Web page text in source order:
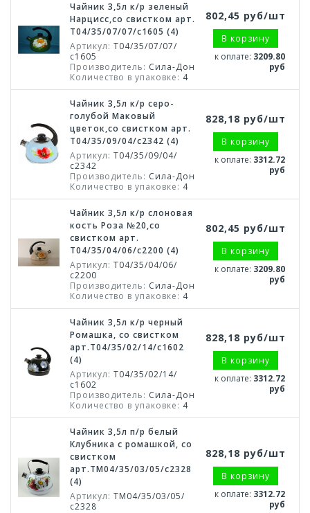
Чайник 3,5л к/р зеленый
Нарцисс,со свистком арт.
Т04/35/07/07/с1605 (4)
Артикул: Т04/35/07/07/
с1605
Производитель: Сила-Дон
Количество в упаковке: 4
802,45 руб/шт
В корзину
к оплате: 3209.80
руб
Чайник 3,5л к/р серо-
голубой Маковый
цветок,со свистком арт.
Т04/35/09/04/с2342 (4)
Артикул: Т04/35/09/04/
с2342
Производитель: Сила-Дон
Количество в упаковке: 4
828,18 руб/шт
В корзину
к оплате: 3312.72
руб
Чайник 3,5л к/р слоновая
кость Роза №20,со
свистком арт.
Т04/35/04/06/с2200 (4)
Артикул: Т04/35/04/06/
с2200
Производитель: Сила-Дон
Количество в упаковке: 4
802,45 руб/шт
В корзину
к оплате: 3209.80
руб
Чайник 3,5л к/р черный
Ромашка, со свистком
арт.Т04/35/02/14/с1602
(4)
Артикул: Т04/35/02/14/
с1602
Производитель: Сила-Дон
Количество в упаковке: 4
828,18 руб/шт
В корзину
к оплате: 3312.72
руб
Чайник 3,5л п/р белый
Клубника с ромашкой, со
свистком
арт.ТМ04/35/03/05/с2328
(4)
Артикул: ТМ04/35/03/05/
с2328
828,18 руб/шт
В корзину
к оплате: 3312.72
руб